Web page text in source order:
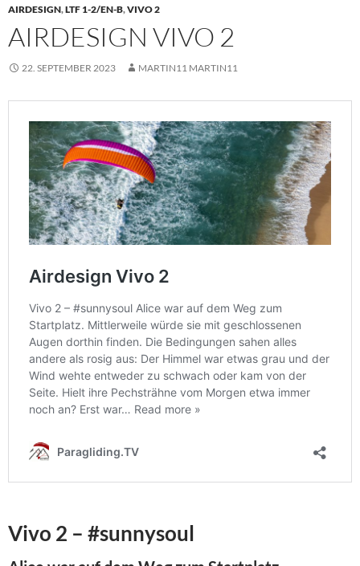
AIRDESIGN,LTF 1-2/EN-B,VIVO 2
AIRDESIGN VIVO 2
22. SEPTEMBER 2023 MARTIN11 MARTIN11
Vivo 2 – #sunnysoul